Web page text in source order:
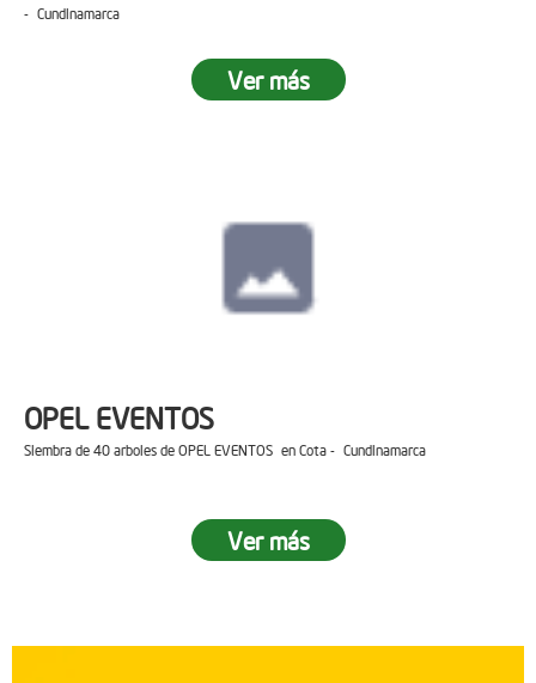
- Cundinamarca
Ver más
OPEL EVENTOS
Siembra de 40 arboles de OPEL EVENTOS en Cota - Cundinamarca
Ver más